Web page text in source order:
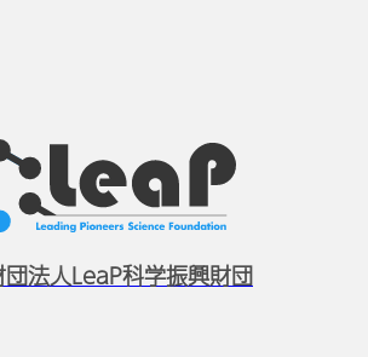
法人LeaP科学振興財団